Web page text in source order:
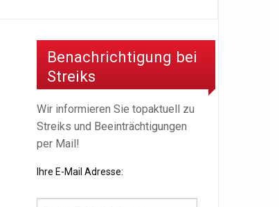
Benachrichtigung bei
Streiks
Wir informieren Sie topaktuell zu
Streiks und Beeinträchtigungen
per Mail!
Ihre E-Mail Adresse: